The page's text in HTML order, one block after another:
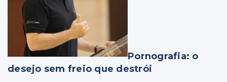
Pornografia: o
desejo sem freio que destrói